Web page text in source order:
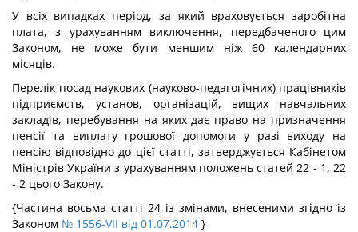
У всіх випадках період, за який враховується заробітна
плата, з урахуванням виключення, передбаченого цим
Законом, не може бути меншим ніж 60 календарних
місяців.
Перелік посад наукових (науково-педагогічних) працівників
підприємств, установ, організацій, вищих навчальних
закладів, перебування на яких дає право на призначення
пенсії та виплату грошової допомоги у разі виходу на
пенсію відповідно до цієї статті, затверджується Кабінетом
Міністрів України з урахуванням положень статей 22 - 1, 22
- 2 цього Закону.
{Частина восьма статті 24 із змінами, внесеними згідно із
Законом № 1556-VII від 01.07.2014 }